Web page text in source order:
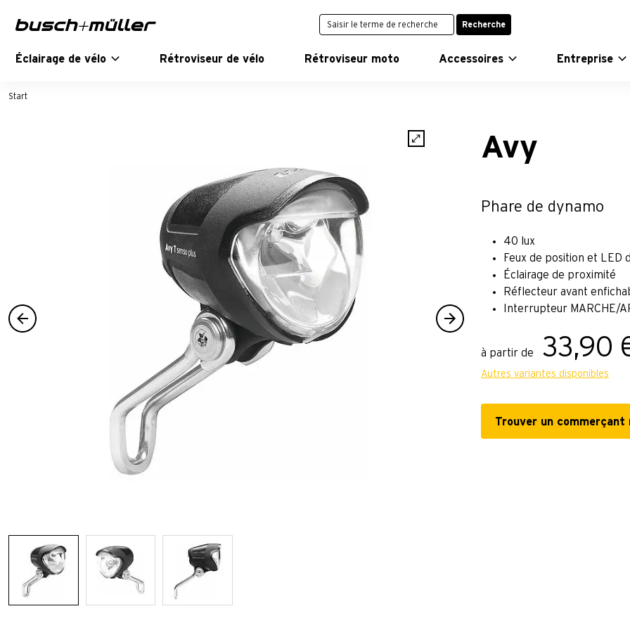
Recherche
Éclairage de vélo Rétroviseur de vélo Rétroviseur moto Accessoires Entreprise
Start
Avy
Phare de dynamo
40 lux
Feux de position et LED
Éclairage de proximité
Réflecteur avant
Interrupteur MARCHE/
à partir de 33,90
Autres variantes disponibles
Trouver un commerçant